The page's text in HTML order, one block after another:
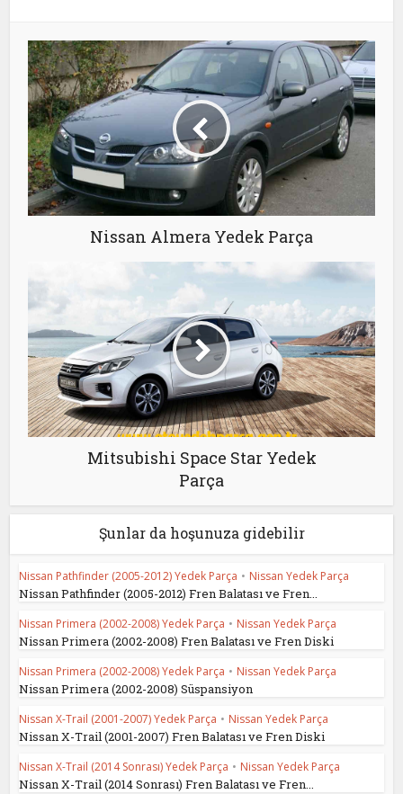
Nissan Almera Yedek Parça
Mitsubishi Space Star Yedek
Parça
Şunlar da hoşunuza gidebilir
Nissan Pathfinder (2005-2012) Yedek Parça • Nissan Yedek Parça
Nissan Pathfinder (2005-2012) Fren Balatası ve Fren...
Nissan Primera (2002-2008) Yedek Parça • Nissan Yedek Parça
Nissan Primera (2002-2008) Fren Balatası ve Fren Diski
Nissan Primera (2002-2008) Yedek Parça • Nissan Yedek Parça
Nissan Primera (2002-2008) Süspansiyon
Nissan X-Trail (2001-2007) Yedek Parça • Nissan Yedek Parça
Nissan X-Trail (2001-2007) Fren Balatası ve Fren Diski
Nissan X-Trail (2014 Sonrası) Yedek Parça • Nissan Yedek Parça
Nissan X-Trail (2014 Sonrası) Fren Balatası ve Fren...